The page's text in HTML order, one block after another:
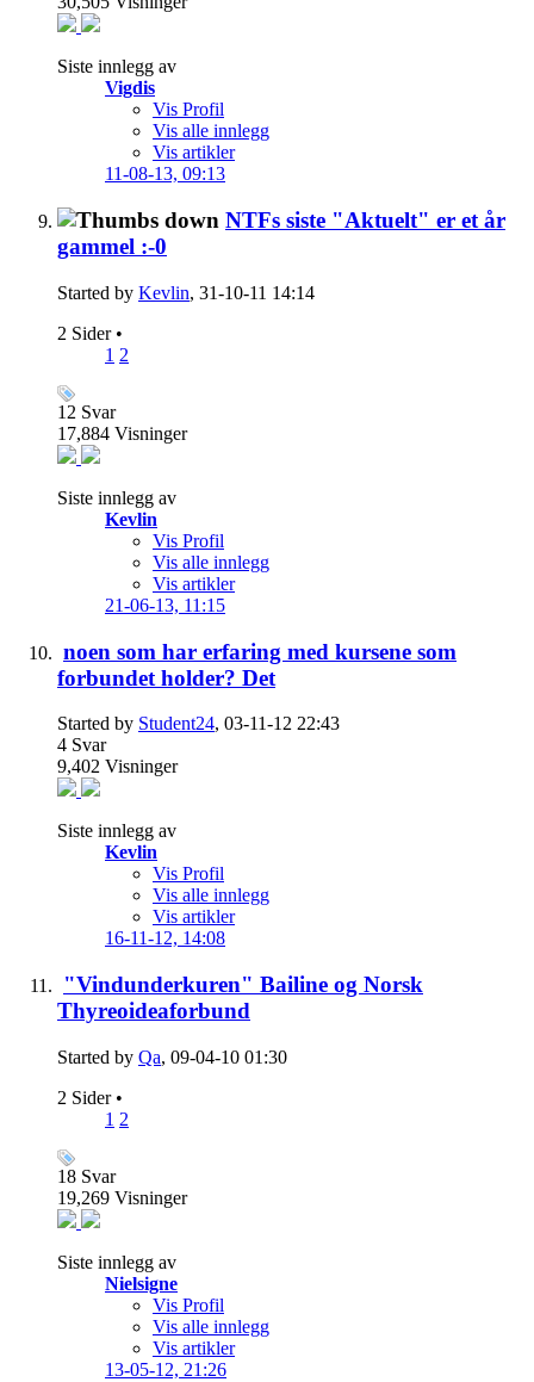
Siste innlegg av
Vigdis
Vis Profil
Vis alle innlegg
Vis artikler
11-08-13, 09:13
NTFs siste "Aktuelt" er et år
gammel :-0
Started by Kevlin, 31-10-11 14:14
2 Sider •
1 2
12 Svar
17,884 Visninger
Siste innlegg av
Kevlin
Vis Profil
Vis alle innlegg
Vis artikler
21-06-13, 11:15
noen som har erfaring med kursene som
forbundet holder? Det
Started by Student24, 03-11-12 22:43
4 Svar
9,402 Visninger
Siste innlegg av
Kevlin
Vis Profil
Vis alle innlegg
Vis artikler
16-11-12, 14:08
"Vindunderkuren" Bailine og Norsk
Thyreoideaforbund
Started by Qa, 09-04-10 01:30
2 Sider •
1 2
18 Svar
19,269 Visninger
Siste innlegg av
Nielsigne
Vis Profil
Vis alle innlegg
Vis artikler
13-05-12, 21:26